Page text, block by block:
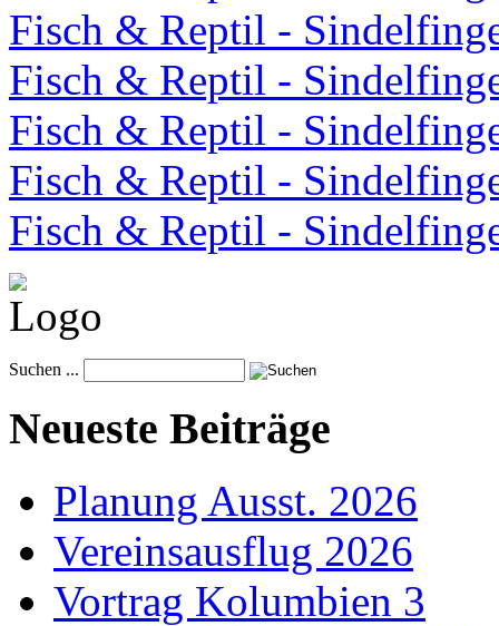
Fisch & Reptil -
Fisch & Reptil -
Fisch & Reptil -
Fisch & Reptil -
Fisch & Reptil -
Suchen ...
Neueste Beiträge
Planung Ausst. 2026
Vereinsausflug 2026
Vortrag Kolumbien 3